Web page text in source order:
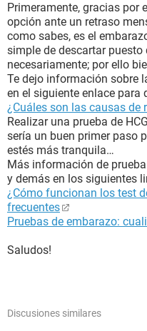
Primeramente, gracias por
opción ante un retraso
como sabes, es el
simple de descartar
necesariamente; por ello
Te dejo información sobre
en el siguiente enlace para
¿Cuáles son las causas de
Realizar una prueba de
sería un buen primer paso
estés más tranquila…
Más información de
y demás en los siguientes
¿Cómo funcionan los test
frecuentes
Pruebas de embarazo:
Saludos!
Discusiones similares